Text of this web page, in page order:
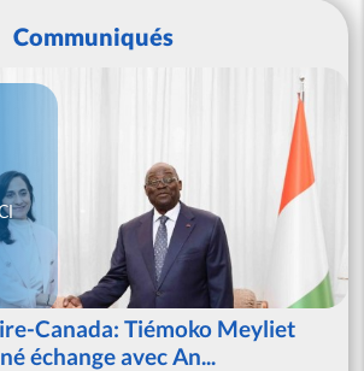
Communiqués
Canada: Tiémoko Meyliet
échange avec An...